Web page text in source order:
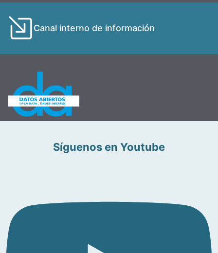
Canal interno de información
Síguenos en Youtube